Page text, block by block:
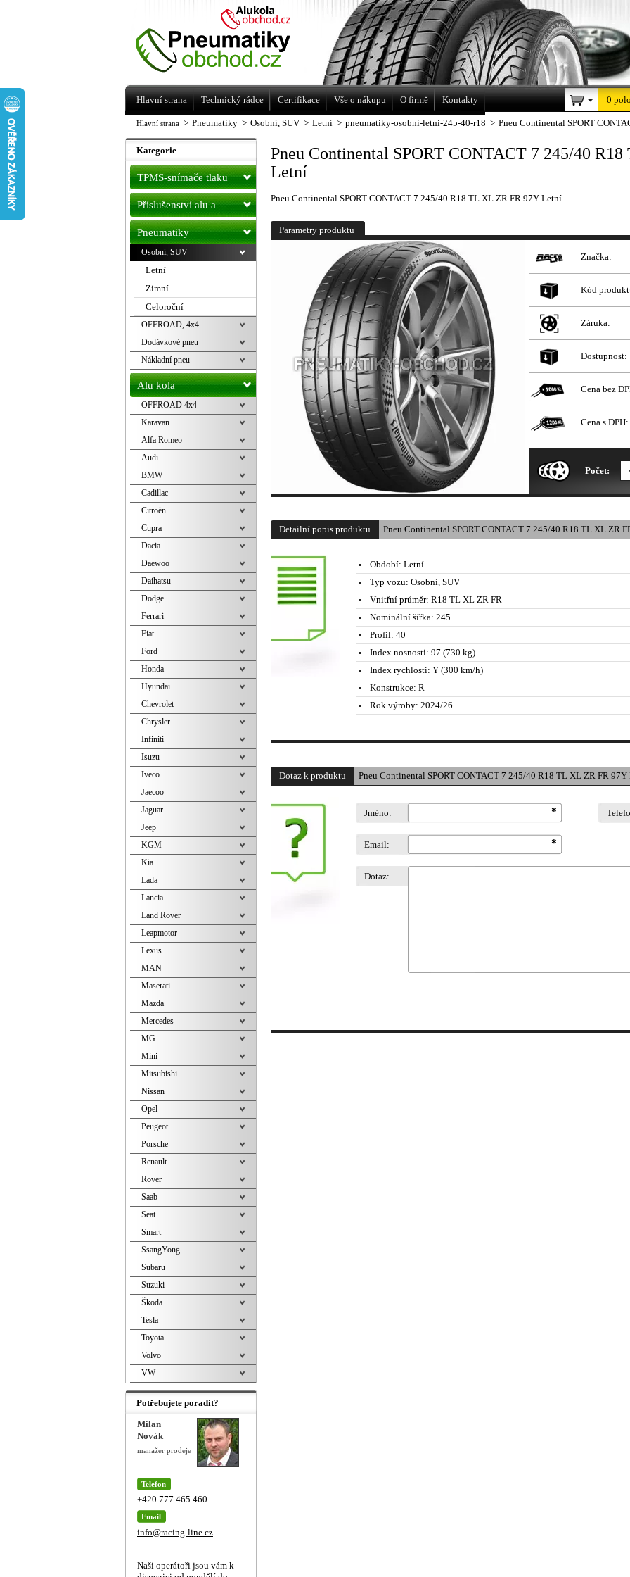
Hlavní strana > Pneumatiky > Osobní, SUV > Letní > pneumatiky-osobni-letni-245-40-r18 > Pneu Continental SPORT
Pneu Continental SPORT CONTACT 7 245/40
Letní
Pneu Continental SPORT CONTACT 7 245/40 R18 TL XL ZR FR 97Y Letní
Parametry produktu
Značka:
Kód
Záruka:
Dostupnost:
Cena bez
Cena s DPH:
Počet:
Detailní popis produktu Pneu Continental SPORT CONTACT 7 245/40 R18 TL XL ZR
Období: Letní
Typ vozu: Osobní, SUV
Vnitřní průměr: R18 TL XL ZR FR
Nominální šířka: 245
Profil: 40
Index nosnosti: 97 (730 kg)
Index rychlosti: Y (300 km/h)
Konstrukce: R
Rok výroby: 2024/26
Dotaz k produktu Pneu Continental SPORT CONTACT 7 245/40 R18 TL XL ZR FR
Jméno:
Email:
Dotaz:
Kategorie
TPMS-snímače tlaku
Příslušenství alu a
pneu
Pneumatiky
Osobní, SUV
Letní
Zimní
Celoroční
OFFROAD, 4x4
Dodávkové pneu
Nákladní pneu
Alu kola
OFFROAD 4x4
Karavan
Alfa Romeo
Audi
BMW
Cadillac
Citroën
Cupra
Dacia
Daewoo
Daihatsu
Dodge
Ferrari
Fiat
Ford
Honda
Hyundai
Chevrolet
Chrysler
Infiniti
Isuzu
Iveco
Jaecoo
Jaguar
Jeep
KGM
Kia
Lada
Lancia
Land Rover
Leapmotor
Lexus
MAN
Maserati
Mazda
Mercedes
MG
Mini
Mitsubishi
Nissan
Opel
Peugeot
Porsche
Renault
Rover
Saab
Seat
Smart
SsangYong
Subaru
Suzuki
Škoda
Tesla
Toyota
Volvo
VW
Potřebujete poradit?
Milan
Novák
manažer prodeje
Telefon
+420 777 465 460
Email
info@racing-line.cz
Naši operátoři jsou vám k
Levné pneumatiky letní, zimní, Alu kola
a litá kola Racing Line
Hlavní strana Technický rádce Certifikace Vše o nákupu O firmě Kontakty 0